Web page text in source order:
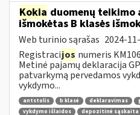
Kokia duomenų
išmokėtas B klasės
Web turinio sąrašas 2024-
Registracijos numeris
Metinė pajamų deklaracija
patvarkymą pervedamos
vykdymo...
antstolis b klasė deklaravimas
vykdymo išlaidos
depozitinė sąskaita